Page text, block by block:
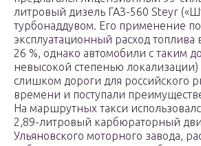
литровый дизель ГАЗ-560 Steyr
турбонаддувом. Его применение
эксплуатационный расход топлива
26 %, однако автомобили с таким
невысокой степенью локализации)
слишком дороги для российского
времени и поступали
На маршрутных такси
2,89-литровый карбюраторный
Ульяновского моторного завода,